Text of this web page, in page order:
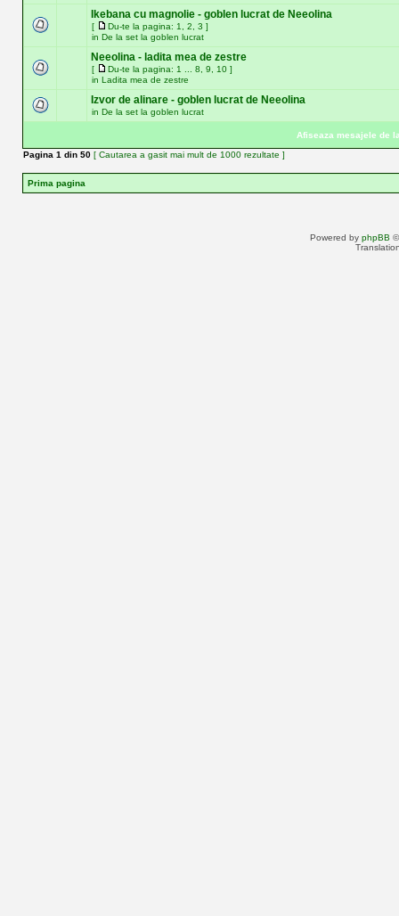
Ikebana cu magnolie - goblen lucrat de Neeolina
[ Du-te la pagina: 1 2 3 ]
in De la set la goblen lucrat
Neeolina - ladita mea de zestre
[ Du-te la pagina: 1 8 9 10 ]
in Ladita mea de zestre
Izvor de alinare - goblen lucrat de Neeolina
in De la set la goblen lucrat
Afiseaza mesajele de
Pagina 1 din 50 [ Cautarea a gasit mai mult de 1000 rezultate ]
Prima pagina
Powered by phpBB